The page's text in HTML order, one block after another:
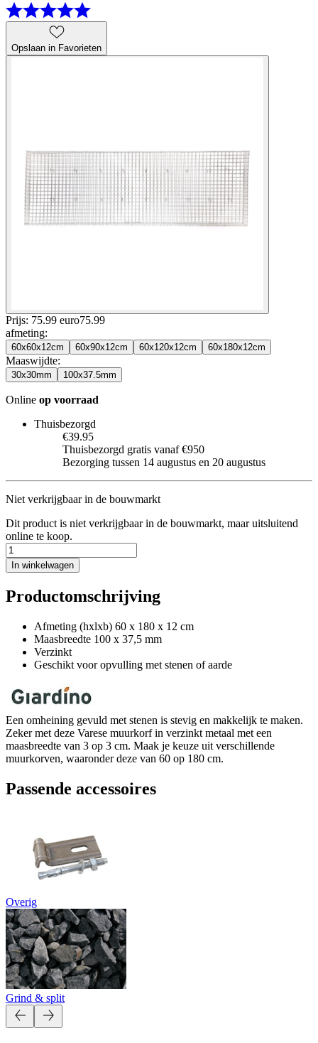
Opslaan in Favorieten
Prijs: 75.99 euro75.99
afmeting:
60x60x12cm 60x90x12cm 60x120x12cm 60x180x12cm
Maaswijdte:
30x30mm 100x37.5mm
Online op voorraad
Thuisbezorgd
€39.95
Thuisbezorgd gratis vanaf €950
Bezorging tussen 14 augustus en 20 augustus
Niet verkrijgbaar in de bouwmarkt
Dit product is niet verkrijgbaar in de bouwmarkt, maar uitsluitend
online te koop.
In winkelwagen
Productomschrijving
Afmeting (hxlxb) 60 x 180 x 12 cm
Maasbreedte 100 x 37,5 mm
Verzinkt
Geschikt voor opvulling met stenen of aarde
Een omheining gevuld met stenen is stevig en makkelijk te maken.
Zeker met deze Varese muurkorf in verzinkt metaal met een
maasbreedte van 3 op 3 cm. Maak je keuze uit verschillende
muurkorven, waaronder deze van 60 op 180 cm.
Passende accessoires
Overig
Grind & split